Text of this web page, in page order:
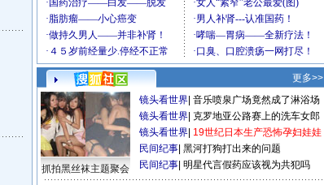
更多>>
抓拍黑丝袜主题聚会
镜头看世界 音乐喷泉广场竟然成了淋浴场
镜头看世界 克罗地亚公路赛上的洗车女郎
镜头看世界 19世纪日本生产恐怖孕妇娃娃
民间纪事 黑河打狗打出来的问题
民间纪事 明星代言假药应该视为共犯吗